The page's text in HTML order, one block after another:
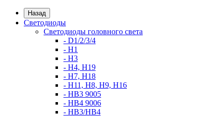
Назад
Светодиоды
Светодиоды головного света
- D1/2/3/4
- H1
- H3
- H4, H19
- H7, H18
- H11, H8, H9, H16
- HB3 9005
- HB4 9006
- HB3/HB4